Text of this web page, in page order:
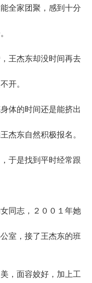
全家团聚，感到十分
王杰东却没时间再去
开。
体的时间还是能挤出
杰东自然积极报名。
于是找到平时经常跟
同志，２００１年她
室，接了王杰东的班
，面容姣好，加上工